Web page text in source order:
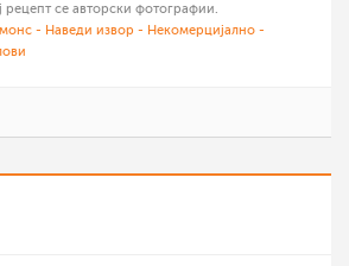
рецепт се авторски фотографии.
- Наведи извор - Некомерцијално -